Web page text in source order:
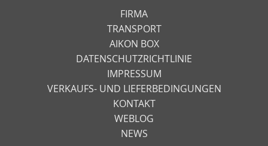
FIRMA
TRANSPORT
AIKON BOX
DATENSCHUTZRICHTLINIE
IMPRESSUM
VERKAUFS- UND LIEFERBEDINGUNGEN
KONTAKT
WEBLOG
NEWS